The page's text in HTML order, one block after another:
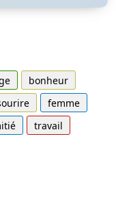
bonheur
femme
travail